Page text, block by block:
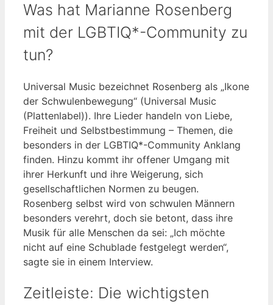
Was hat Marianne Rosenberg
mit der LGBTIQ*-Community zu
tun?
Universal Music bezeichnet Rosenberg als „Ikone
der Schwulenbewegung“ (Universal Music
(Plattenlabel)). Ihre Lieder handeln von Liebe,
Freiheit und Selbstbestimmung – Themen, die
besonders in der LGBTIQ*-Community Anklang
finden. Hinzu kommt ihr offener Umgang mit
ihrer Herkunft und ihre Weigerung, sich
gesellschaftlichen Normen zu beugen.
Rosenberg selbst wird von schwulen Männern
besonders verehrt, doch sie betont, dass ihre
Musik für alle Menschen da sei: „Ich möchte
nicht auf eine Schublade festgelegt werden“,
sagte sie in einem Interview.
Zeitleiste: Die wichtigsten